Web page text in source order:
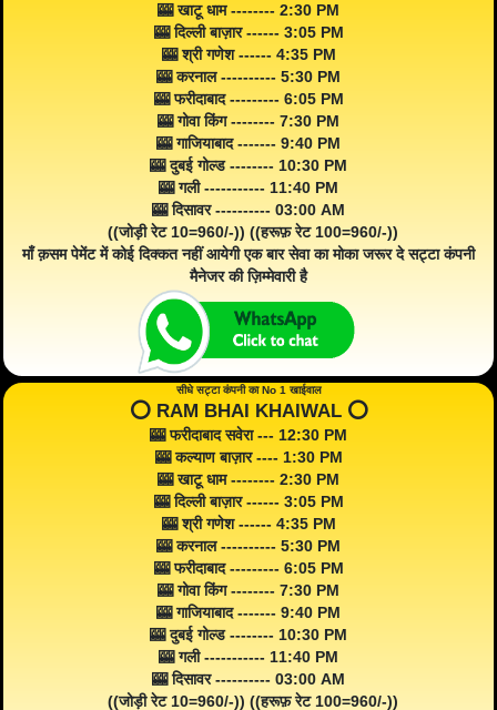
🎰 खाटू धाम -------- 2:30 PM
🎰 दिल्ली बाज़ार ------ 3:05 PM
🎰 श्री गणेश ------ 4:35 PM
🎰 करनाल ---------- 5:30 PM
🎰 फरीदाबाद --------- 6:05 PM
🎰 गोवा किंग -------- 7:30 PM
🎰 गाजियाबाद ------- 9:40 PM
🎰 दुबई गोल्ड -------- 10:30 PM
🎰 गली ----------- 11:40 PM
🎰 दिसावर ---------- 03:00 AM
((जोड़ी रेट 10=960/-)) ((हरूफ़ रेट 100=960/-))
माँ क़सम पेमेंट में कोई दिक्कत नहीं आयेगी एक बार सेवा का मोका जरूर दे सट्टा कंपनी
मैनेजर की ज़िम्मेवारी है
सीधे सट्टा कंपनी का No 1 खाईवाल
⭕️ RAM BHAI KHAIWAL ⭕️
🎰 फरीदाबाद सवेरा --- 12:30 PM
🎰 कल्याण बाज़ार ---- 1:30 PM
🎰 खाटू धाम -------- 2:30 PM
🎰 दिल्ली बाज़ार ------ 3:05 PM
🎰 श्री गणेश ------ 4:35 PM
🎰 करनाल ---------- 5:30 PM
🎰 फरीदाबाद --------- 6:05 PM
🎰 गोवा किंग -------- 7:30 PM
🎰 गाजियाबाद ------- 9:40 PM
🎰 दुबई गोल्ड -------- 10:30 PM
🎰 गली ----------- 11:40 PM
🎰 दिसावर ---------- 03:00 AM
((जोड़ी रेट 10=960/-)) ((हरूफ़ रेट 100=960/-))